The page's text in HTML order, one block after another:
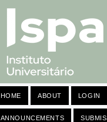
HOME ABOUT LOGIN
ANNOUNCEMENTS